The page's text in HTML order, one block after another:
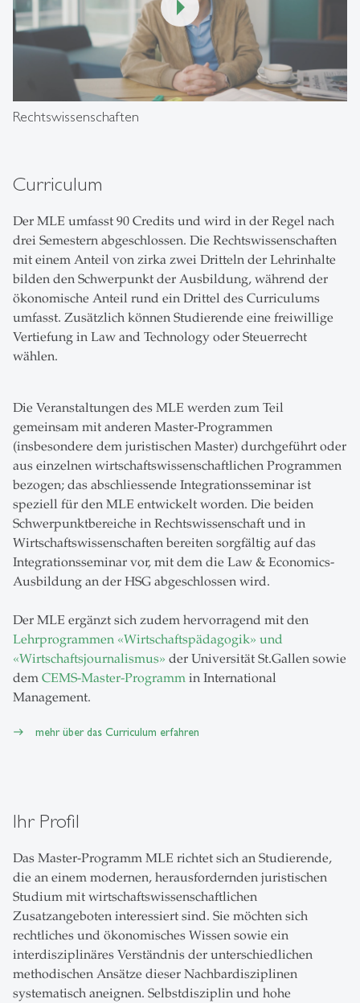
00:00/01:17
Rechtswissenschaften
Curriculum
Der MLE umfasst 90 Credits und wird in der Regel nach
drei Semestern abgeschlossen. Die Rechtswissenschaften
mit einem Anteil von zirka zwei Dritteln der Lehrinhalte
bilden den Schwerpunkt der Ausbildung, während der
ökonomische Anteil rund ein Drittel des Curriculums
umfasst. Zusätzlich können Studierende eine freiwillige
Vertiefung in Law and Technology oder Steuerrecht
wählen.
Die Veranstaltungen des MLE werden zum Teil
gemeinsam mit anderen Master-Programmen
(insbesondere dem juristischen Master) durchgeführt oder
aus einzelnen wirtschaftswissenschaftlichen Programmen
bezogen; das abschliessende Integrationsseminar ist
speziell für den MLE entwickelt worden. Die beiden
Schwerpunktbereiche in Rechtswissenschaft und in
Wirtschaftswissenschaften bereiten sorgfältig auf das
Integrationsseminar vor, mit dem die Law & Economics-
Ausbildung an der HSG abgeschlossen wird.
Der MLE ergänzt sich zudem hervorragend mit den
Lehrprogrammen «Wirtschaftspädagogik» und
«Wirtschaftsjournalismus» der Universität St.Gallen sowie
dem CEMS-Master-Programm in International
Management.
mehr über das Curriculum erfahren
Ihr Profil
Das Master-Programm MLE richtet sich an Studierende,
die an einem modernen, herausfordernden juristischen
Studium mit wirtschaftswissenschaftlichen
Zusatzangeboten interessiert sind. Sie möchten sich
rechtliches und ökonomisches Wissen sowie ein
interdisziplinäres Verständnis der unterschiedlichen
methodischen Ansätze dieser Nachbardisziplinen
systematisch aneignen. Selbstdisziplin und hohe